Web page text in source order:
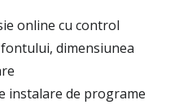
online cu control
dimensiunea
instalare de programe